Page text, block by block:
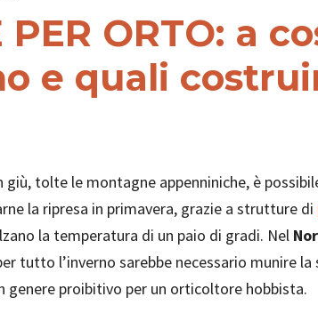
PER ORTO: a
e quali
giù, tolte le montagne appenniniche, è
la ripresa in primavera, grazie a strutture di
la temperatura di un paio di gradi. Nel
tutto l’inverno sarebbe necessario munire
genere proibitivo per un orticoltore hobbista.